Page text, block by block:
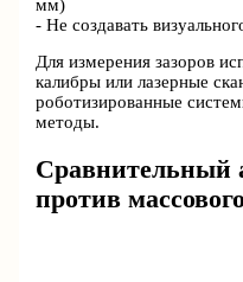
мм)
- Не создавать
Для измерения зазоров
калибры или лазерные
роботизированные
методы.
Сравнительный
против